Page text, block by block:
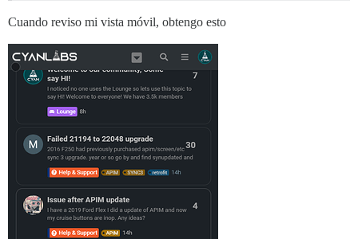
Cuando reviso mi vista móvil, obtengo esto